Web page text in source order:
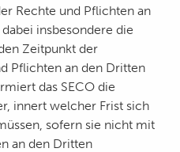
Rechte und Pflichten an
insbesondere die
Zeitpunkt der
Pflichten an den Dritten
das SECO die
innert welcher Frist sich
sofern sie nicht mit
an den Dritten